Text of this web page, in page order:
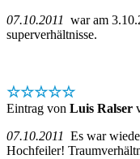
07.10.2011 war am
superverhältnisse.
☆☆☆☆☆
Eintrag von Luis Ralser
07.10.2011 Es war
Hochfeiler!